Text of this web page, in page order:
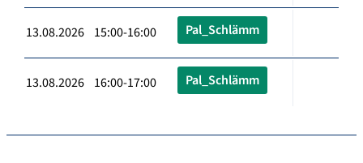
13.08.2026 15:00-16:00 Pal_Schlämm
13.08.2026 16:00-17:00 Pal_Schlämm